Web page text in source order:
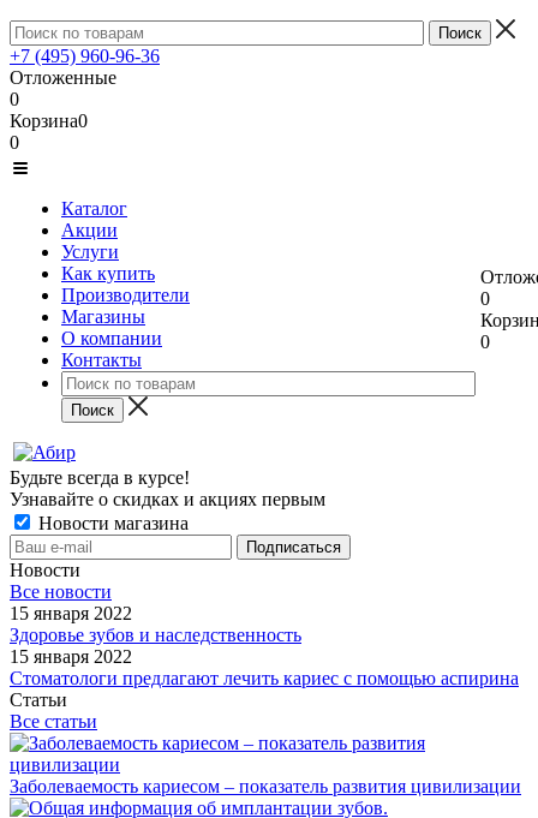
+7 (495) 960-96-36
Отложенные
0
Корзина0
0
Каталог
Акции
Услуги
Как купить
Производители
Магазины
О компании
Контакты
0
0
Будьте всегда в курсе!
Узнавайте о скидках и акциях первым
Новости магазина
Новости
Все новости
15 января 2022
Здоровье зубов и наследственность
15 января 2022
Стоматологи предлагают лечить кариес с помощью аспирина
Статьи
Все статьи
Заболеваемость кариесом – показатель развития цивилизации